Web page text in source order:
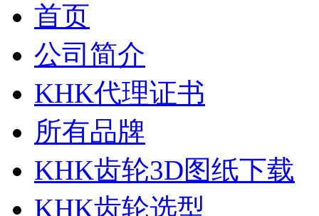
首页
公司简介
KHK代理证书
所有品牌
KHK齿轮3D图纸下载
KHK齿轮选型